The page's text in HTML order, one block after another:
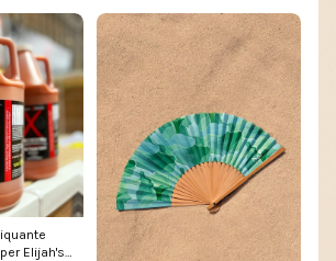
Elijah's